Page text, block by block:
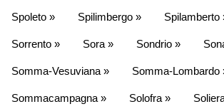
Spoleto » Spilimbergo » Spilamberto
Sorrento » Sora » Sondrio »
Somma-Vesuviana » Somma-Lombardo
Sommacampagna » Solofra »